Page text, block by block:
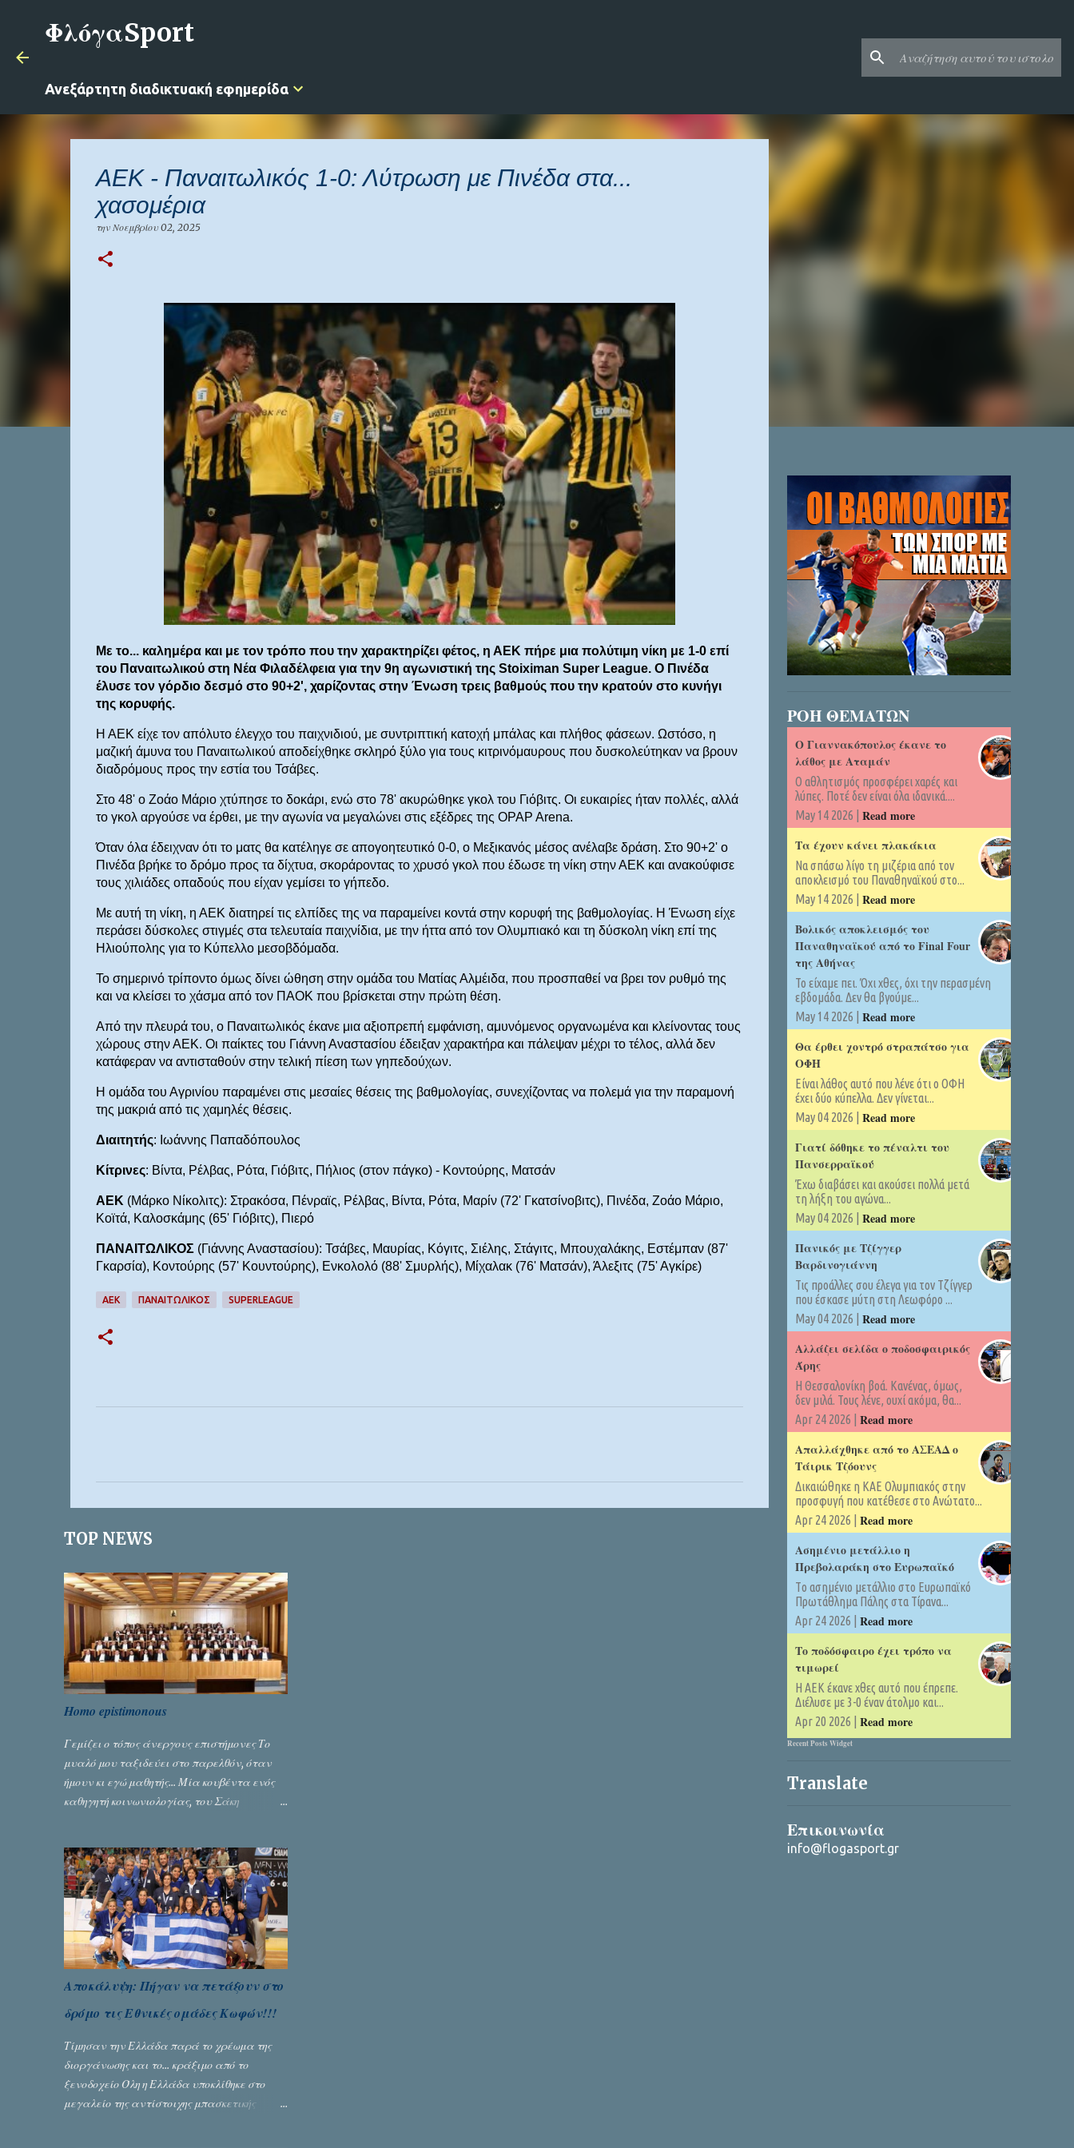
ΦλόγαSport
Ανεξάρτητη διαδικτυακή εφημερίδα
ΑΕΚ - Παναιτωλικός 1-0: Λύτρωση με Πινέδα στα...
χασομέρια
την Νοεμβρίου 02, 2025
Με το... καλημέρα και με τον τρόπο που την χαρακτηρίζει φέτος, η ΑΕΚ πήρε μια πολύτιμη νίκη με 1-0 επί
του Παναιτωλικού στη Νέα Φιλαδέλφεια για την 9η αγωνιστική της Stoiximan Super League. Ο Πινέδα
έλυσε τον γόρδιο δεσμό στο 90+2', χαρίζοντας στην Ένωση τρεις βαθμούς που την κρατούν στο κυνήγι
της κορυφής.
Η ΑΕΚ είχε τον απόλυτο έλεγχο του παιχνιδιού, με συντριπτική κατοχή μπάλας και πλήθος φάσεων. Ωστόσο, η
μαζική άμυνα του Παναιτωλικού αποδείχθηκε σκληρό ξύλο για τους κιτρινόμαυρους που δυσκολεύτηκαν να βρουν
διαδρόμους προς την εστία του Τσάβες.
Στο 48' ο Ζοάο Μάριο χτύπησε το δοκάρι, ενώ στο 78' ακυρώθηκε γκολ του Γιόβιτς. Οι ευκαιρίες ήταν πολλές, αλλά
το γκολ αργούσε να έρθει, με την αγωνία να μεγαλώνει στις εξέδρες της OPAP Arena.
Όταν όλα έδειχναν ότι το ματς θα κατέληγε σε απογοητευτικό 0-0, ο Μεξικανός μέσος ανέλαβε δράση. Στο 90+2' ο
Πινέδα βρήκε το δρόμο προς τα δίχτυα, σκοράροντας το χρυσό γκολ που έδωσε τη νίκη στην ΑΕΚ και ανακούφισε
τους χιλιάδες οπαδούς που είχαν γεμίσει το γήπεδο.
Με αυτή τη νίκη, η ΑΕΚ διατηρεί τις ελπίδες της να παραμείνει κοντά στην κορυφή της βαθμολογίας. Η Ένωση είχε
περάσει δύσκολες στιγμές στα τελευταία παιχνίδια, με την ήττα από τον Ολυμπιακό και τη δύσκολη νίκη επί της
Ηλιούπολης για το Κύπελλο μεσοβδόμαδα.
Το σημερινό τρίποντο όμως δίνει ώθηση στην ομάδα του Ματίας Αλμέιδα, που προσπαθεί να βρει τον ρυθμό της
και να κλείσει το χάσμα από τον ΠΑΟΚ που βρίσκεται στην πρώτη θέση.
Από την πλευρά του, ο Παναιτωλικός έκανε μια αξιοπρεπή εμφάνιση, αμυνόμενος οργανωμένα και κλείνοντας τους
χώρους στην ΑΕΚ. Οι παίκτες του Γιάννη Αναστασίου έδειξαν χαρακτήρα και πάλεψαν μέχρι το τέλος, αλλά δεν
κατάφεραν να αντισταθούν στην τελική πίεση των γηπεδούχων.
Η ομάδα του Αγρινίου παραμένει στις μεσαίες θέσεις της βαθμολογίας, συνεχίζοντας να πολεμά για την παραμονή
της μακριά από τις χαμηλές θέσεις.
Διαιτητής: Ιωάννης Παπαδόπουλος
Κίτρινες: Βίντα, Ρέλβας, Ρότα, Γιόβιτς, Πήλιος (στον πάγκο) - Κοντούρης, Ματσάν
ΑΕΚ (Μάρκο Νίκολιτς): Στρακόσα, Πένραϊς, Ρέλβας, Βίντα, Ρότα, Μαρίν (72' Γκατσίνοβιτς), Πινέδα, Ζοάο Μάριο,
Κοϊτά, Καλοσκάμης (65' Γιόβιτς), Πιερό
ΠΑΝΑΙΤΩΛΙΚΟΣ(Γιάννης Αναστασίου): Τσάβες, Μαυρίας, Κόγιτς, Σιέλης, Στάγιτς, Μπουχαλάκης, Εστέμπαν (87'
Γκαρσία), Κοντούρης (57' Κουντούρης), Ενκολολό (88' Σμυρλής), Μίχαλακ (76' Ματσάν), Άλεξιτς (75' Αγκίρε)
ΑΕΚ ΠΑΝΑΙΤΩΛΙΚΟΣ SUPERLEAGUE
α
TOP NEWS
Homo epistimonous
Γεμίζει ο τόπος άνεργους επιστήμονες Το
μυαλό μου ταξιδεύει στο παρελθόν, όταν
ήμουν κι εγώ μαθητής... Μία κουβέντα ενός
καθηγητή κοινωνιολογίας, του Σάκη
Γράφει ο Σταύρος Αλευρογιάννης
Αποκάλυψη: Πήγαν να πετάξουν στο
δρόμο τις Εθνικές ομάδες Κωφών!!!
Τίμησαν την Ελλάδα παρά το χρέωμα της
διοργάνωσης και το... κράξιμο από το
ξενοδοχείο Όλη η Ελλάδα υποκλίθηκε στο
μεγαλείο της αντίστοιχης μπασκετικής
ΡΟΗ ΘΕΜΑΤΩΝ
Ο Γιαννακόπουλος έκανε το
λάθος με Αταμάν
Ο αθλητισμός προσφέρει χαρές και
λύπες. Ποτέ δεν είναι όλα ιδανικά....
May 14 2026 | Read more
Τα έχουν κάνει πλακάκια
Να σπάσω λίγο τη μιζέρια από τον
αποκλεισμό του Παναθηναϊκού στο...
May 14 2026 | Read more
Βολικός αποκλεισμός του
Παναθηναϊκού από το Final Four
της Αθήνας
Το είχαμε πει. Όχι χθες, όχι την περασμένη
εβδομάδα. Δεν θα βγούμε...
May 14 2026 | Read more
Θα έρθει χοντρό στραπάτσο για
ΟΦΗ
Είναι λάθος αυτό που λένε ότι ο ΟΦΗ
έχει δύο κύπελλα. Δεν γίνεται...
May 04 2026 | Read more
Γιατί δόθηκε το πέναλτι του
Πανσερραϊκού
Έχω διαβάσει και ακούσει πολλά μετά
τη λήξη του αγώνα...
May 04 2026 | Read more
Πανικός με Τζίγγερ
Βαρδινογιάννη
Τις προάλλες σου έλεγα για τον Τζίγγερ
που έσκασε μύτη στη Λεωφόρο ...
May 04 2026 | Read more
Αλλάζει σελίδα ο ποδοσφαιρικός
Άρης
Η Θεσσαλονίκη βοά. Κανένας, όμως,
δεν μιλά. Τους λένε, ουχί ακόμα, θα...
Apr 24 2026 | Read more
Απαλλάχθηκε από το ΑΣΕΑΔ ο
Τάιρικ Τζόουνς
Δικαιώθηκε η ΚΑΕ Ολυμπιακός στην
προσφυγή που κατέθεσε στο Ανώτατο...
Apr 24 2026 | Read more
Ασημένιο μετάλλιο η
Πρεβολαράκη στο Ευρωπαϊκό
Tο ασημένιο μετάλλιο στο Ευρωπαϊκό
Πρωτάθλημα Πάλης στα Τίρανα...
Apr 24 2026 | Read more
Το ποδόσφαιρο έχει τρόπο να
τιμωρεί
Η ΑΕΚ έκανε χθες αυτό που έπρεπε.
Διέλυσε με 3-0 έναν άτολμο και...
Apr 20 2026 | Read more
Recent Posts Widget
Translate
Επικοινωνία
info@flogasport.gr